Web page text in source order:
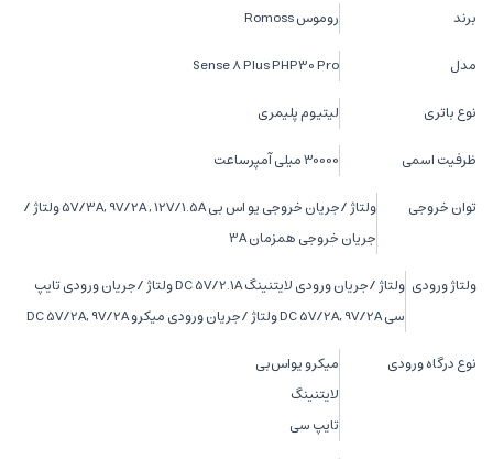
برند روموس Romoss
مدل Sense 8 Plus PHP30 Pro
نوع باتری لیتیوم پلیمری
ظرفیت اسمی 30000 میلی آمپرساعت
توان خروجی
ولتاژ /جریان خروجی یو اس بی 5V/3A, 9V/2A , 12V/1.5A ولتاژ /
جریان خروجی همزمان 3A
ولتاژ ورودی
ولتاژ /جریان ورودی لایتنینگ DC 5V/2.1A ولتاژ /جریان ورودی تایپ
سی DC 5V/2A, 9V/2A ولتاژ /جریان ورودی میکرو DC 5V/2A, 9V/2A
نوع درگاه ورودی
میکرو یو‌اس‌بی
لایتنینگ
تایپ سی